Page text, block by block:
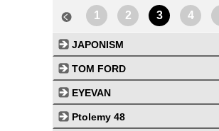
1 2 3 4
JAPONISM
TOM FORD
EYEVAN
Ptolemy 48